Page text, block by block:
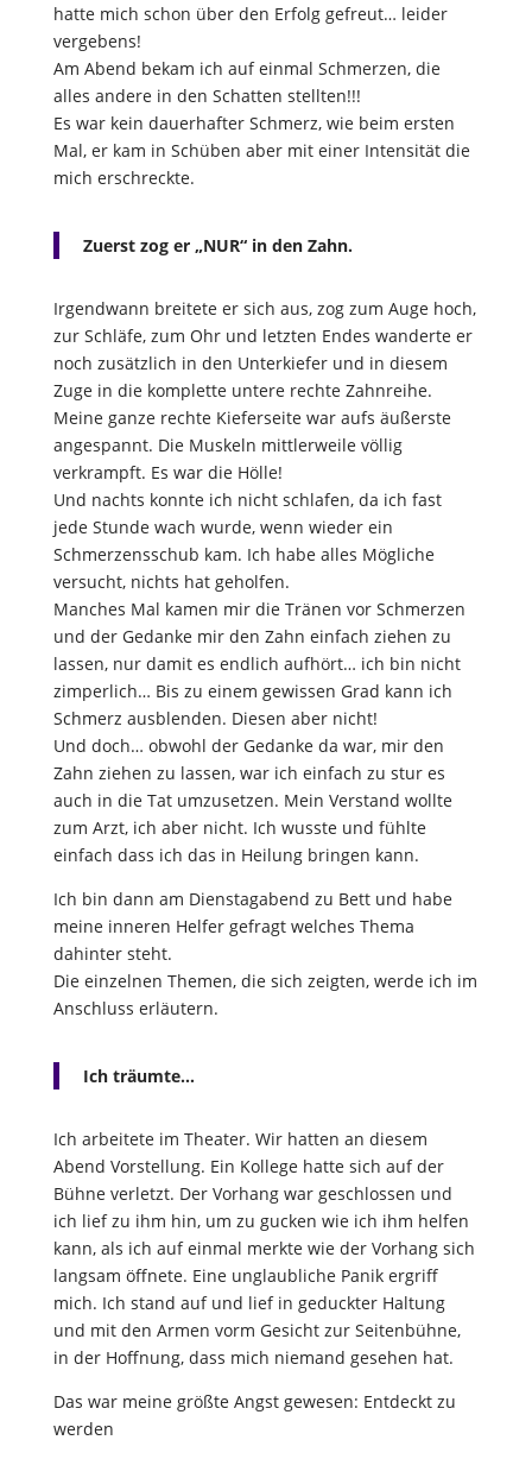
hatte mich schon über den Erfolg gefreut… leider
vergebens!
Am Abend bekam ich auf einmal Schmerzen, die
alles andere in den Schatten stellten!!!
Es war kein dauerhafter Schmerz, wie beim ersten
Mal, er kam in Schüben aber mit einer Intensität die
mich erschreckte.
Zuerst zog er „NUR“ in den Zahn.
Irgendwann breitete er sich aus, zog zum Auge hoch,
zur Schläfe, zum Ohr und letzten Endes wanderte er
noch zusätzlich in den Unterkiefer und in diesem
Zuge in die komplette untere rechte Zahnreihe.
Meine ganze rechte Kieferseite war aufs äußerste
angespannt. Die Muskeln mittlerweile völlig
verkrampft. Es war die Hölle!
Und nachts konnte ich nicht schlafen, da ich fast
jede Stunde wach wurde, wenn wieder ein
Schmerzensschub kam. Ich habe alles Mögliche
versucht, nichts hat geholfen.
Manches Mal kamen mir die Tränen vor Schmerzen
und der Gedanke mir den Zahn einfach ziehen zu
lassen, nur damit es endlich aufhört… ich bin nicht
zimperlich… Bis zu einem gewissen Grad kann ich
Schmerz ausblenden. Diesen aber nicht!
Und doch… obwohl der Gedanke da war, mir den
Zahn ziehen zu lassen, war ich einfach zu stur es
auch in die Tat umzusetzen. Mein Verstand wollte
zum Arzt, ich aber nicht. Ich wusste und fühlte
einfach dass ich das in Heilung bringen kann.
Ich bin dann am Dienstagabend zu Bett und habe
meine inneren Helfer gefragt welches Thema
dahinter steht.
Die einzelnen Themen, die sich zeigten, werde ich im
Anschluss erläutern.
Ich träumte…
Ich arbeitete im Theater. Wir hatten an diesem
Abend Vorstellung. Ein Kollege hatte sich auf der
Bühne verletzt. Der Vorhang war geschlossen und
ich lief zu ihm hin, um zu gucken wie ich ihm helfen
kann, als ich auf einmal merkte wie der Vorhang sich
langsam öffnete. Eine unglaubliche Panik ergriff
mich. Ich stand auf und lief in geduckter Haltung
und mit den Armen vorm Gesicht zur Seitenbühne,
in der Hoffnung, dass mich niemand gesehen hat.
Das war meine größte Angst gewesen: Entdeckt zu
werden